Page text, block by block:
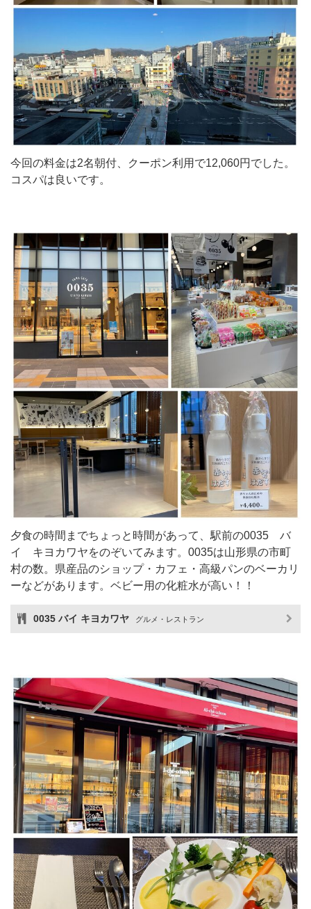
今回の料金は2名朝付、クーポン利用で12,060円でした。
コスパは良いです。
夕食の時間までちょっと時間があって、駅前の0035 バ
イ キヨカワヤをのぞいてみます。0035は山形県の市町
村の数。県産品のショップ・カフェ・高級パンのベーカリ
ーなどがあります。ベビー用の化粧水が高い！！
0035 バイ キヨカワヤ グルメ・レストラン